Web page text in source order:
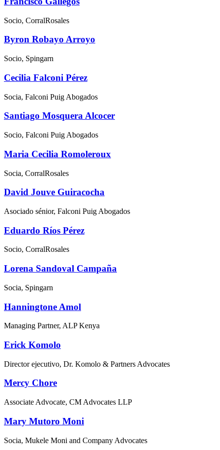
Socio, CorralRosales
Byron Robayo Arroyo
Socio, Spingarn
Cecilia Falconi Pérez
Socia, Falconi Puig Abogados
Santiago Mosquera Alcocer
Socio, Falconi Puig Abogados
Maria Cecilia Romoleroux
Socia, CorralRosales
David Jouve Guiracocha
Asociado sénior, Falconi Puig Abogados
Eduardo Ríos Pérez
Socio, CorralRosales
Lorena Sandoval Campaña
Socia, Spingarn
Hanningtone Amol
Managing Partner, ALP Kenya
Erick Komolo
Director ejecutivo, Dr. Komolo & Partners Advocates
Mercy Chore
Associate Advocate, CM Advocates LLP
Mary Mutoro Moni
Socia, Mukele Moni and Company Advocates